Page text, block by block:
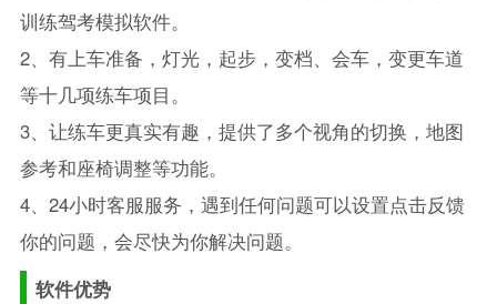
训练驾考模拟软件。
2、有上车准备，灯光，起步，变档、会车，变更车道
等十几项练车项目。
3、让练车更真实有趣，提供了多个视角的切换，地图
参考和座椅调整等功能。
4、24小时客服服务，遇到任何问题可以设置点击反馈
你的问题，会尽快为你解决问题。
软件优势